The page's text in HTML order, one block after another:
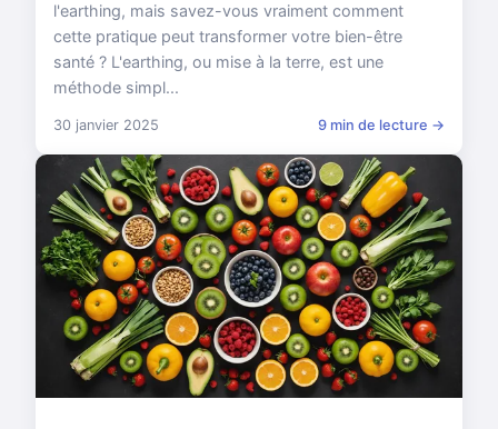
l'earthing, mais savez-vous vraiment comment
cette pratique peut transformer votre bien-être
santé ? L'earthing, ou mise à la terre, est une
méthode simpl...
30 janvier 2025 9 min de lecture →